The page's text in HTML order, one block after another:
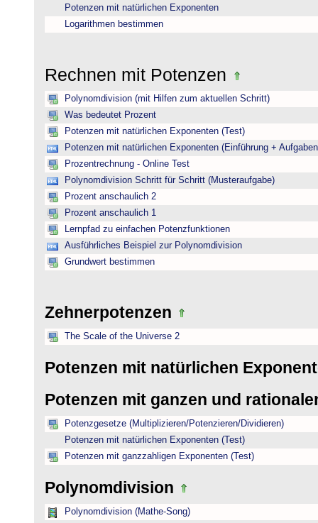
Potenzen mit natürlichen Exponenten
Logarithmen bestimmen
Rechnen mit Potenzen
Polynomdivision (mit Hilfen zum aktuellen Schritt)
Was bedeutet Prozent
Potenzen mit natürlichen Exponenten (Test)
Potenzen mit natürlichen Exponenten (Einführung +
Prozentrechnung - Online Test
Polynomdivision Schritt für Schritt (Musteraufgabe)
Prozent anschaulich 2
Prozent anschaulich 1
Lernpfad zu einfachen Potenzfunktionen
Ausführliches Beispiel zur Polynomdivision
Grundwert bestimmen
Zehnerpotenzen
The Scale of the Universe 2
Potenzen mit natürlichen
Potenzen mit ganzen und
Potenzgesetze (Multiplizieren/Potenzieren/Dividieren)
Potenzen mit natürlichen Exponenten (Test)
Potenzen mit ganzzahligen Exponenten (Test)
Polynomdivision
Polynomdivision (Mathe-Song)